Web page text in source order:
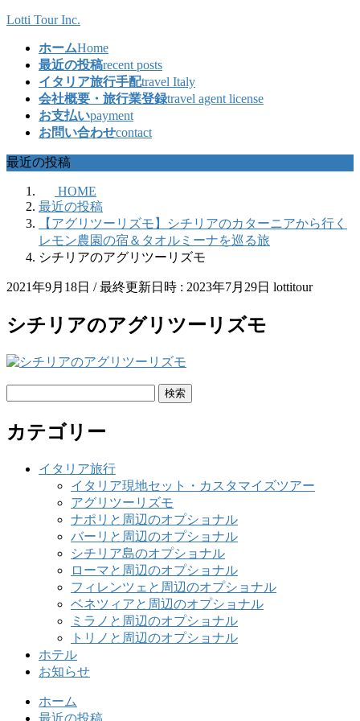
コ
ッ
プ
ナ
移
動
Lotti Tour Inc.
ホームHome
最近の投稿recent posts
イタリア旅行手配travel Italy
会社概要・旅行業登録travel agent license
お支払いpayment
お問い合わせcontact
最近の投稿
HOME
最近の投稿
【アグリツーリズモ】シチリアのカターニアから行く
レモン農園の宿＆タオルミーナを巡る旅
シチリアのアグリツーリズモ
2021年9月18日 / 最終更新日時 : 2023年7月29日 lottitour
シチリアのアグリツーリズモ
カテゴリー
イタリア旅行
イタリア現地セット・カスタマイズツアー
アグリツーリズモ
ナポリと周辺のオプショナル
バーリと周辺のオプショナル
シチリア島のオプショナル
ローマと周辺のオプショナル
フィレンツェと周辺のオプショナル
ベネツィアと周辺のオプショナル
ミラノと周辺のオプショナル
トリノと周辺のオプショナル
ホテル
お知らせ
ホーム
最近の投稿